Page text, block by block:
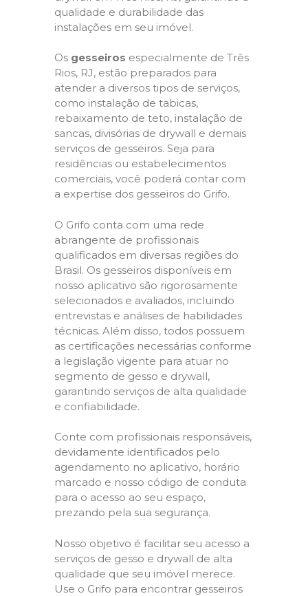
qualidade e durabilidade das
instalações em seu imóvel.
Os gesseiros especialmente de Três
Rios, RJ, estão preparados para
atender a diversos tipos de serviços,
como instalação de tabicas,
rebaixamento de teto, instalação de
sancas, divisórias de drywall e demais
serviços de gesseiros. Seja para
residências ou estabelecimentos
comerciais, você poderá contar com
a expertise dos gesseiros do Grifo.
O Grifo conta com uma rede
abrangente de profissionais
qualificados em diversas regiões do
Brasil. Os gesseiros disponíveis em
nosso aplicativo são rigorosamente
selecionados e avaliados, incluindo
entrevistas e análises de habilidades
técnicas. Além disso, todos possuem
as certificações necessárias conforme
a legislação vigente para atuar no
segmento de gesso e drywall,
garantindo serviços de alta qualidade
e confiabilidade.
Conte com profissionais responsáveis,
devidamente identificados pelo
agendamento no aplicativo, horário
marcado e nosso código de conduta
para o acesso ao seu espaço,
prezando pela sua segurança.
Nosso objetivo é facilitar seu acesso a
serviços de gesso e drywall de alta
qualidade que seu imóvel merece.
Use o Grifo para encontrar gesseiros